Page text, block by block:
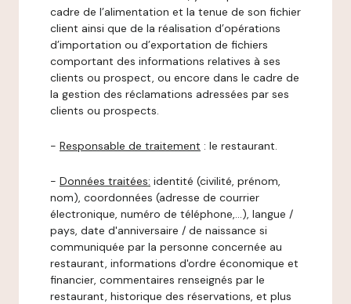
cadre de l’alimentation et la tenue de son fichier
client ainsi que de la réalisation d’opérations
d’importation ou d’exportation de fichiers
comportant des informations relatives à ses
clients ou prospect, ou encore dans le cadre de
la gestion des réclamations adressées par ses
clients ou prospects.
- Responsable de traitement : le restaurant.
- Données traitées: identité (civilité, prénom,
nom), coordonnées (adresse de courrier
électronique, numéro de téléphone,…), langue /
pays, date d'anniversaire / de naissance si
communiquée par la personne concernée au
restaurant, informations d'ordre économique et
financier, commentaires renseignés par le
restaurant, historique des réservations, et plus